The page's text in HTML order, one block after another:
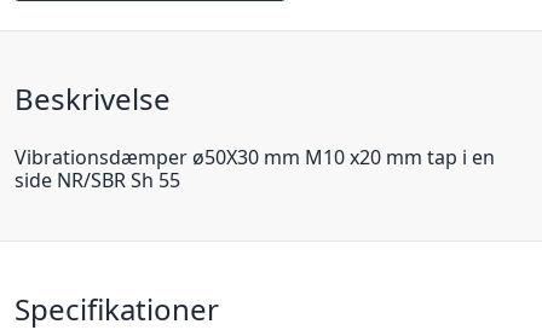
Beskrivelse
Vibrationsdæmper ø50X30 mm M10 x20 mm tap i en
side NR/SBR Sh 55
Specifikationer